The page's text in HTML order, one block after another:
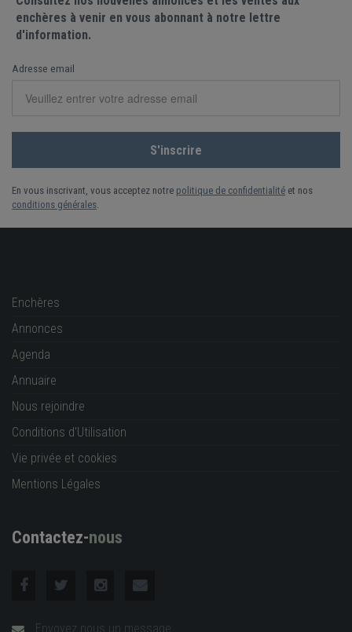
enchères à venir en vous abonnant à notre lettre
d'information.
Adresse email
En vous inscrivant, vous acceptez notre politique de confidentialité et nos
conditions générales
Enchères
Annonces
Agenda
Annuaire
Nous rejoindre
Conditions d'Utilisation
Vie privée et cookies
Mentions Légales
Contactez-nous
Envoyez nous un message